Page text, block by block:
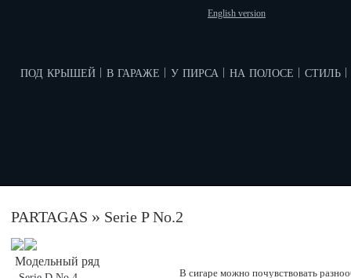
English version
под крышей в гараже у пирса на полосе стиль
PARTAGAS » Serie P No.2
Модельный ряд
В сигаре можно почувствовать